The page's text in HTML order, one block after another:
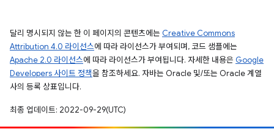
달리 명시되지 않는 한 이 페이지의 콘텐츠에는 Creative Commons
Attribution 4.0 라이선스에 따라 라이선스가 부여되며, 코드 샘플에는
Apache 2.0 라이선스에 따라 라이선스가 부여됩니다. 자세한 내용은 Google
Developers 사이트 정책을 참조하세요. 자바는 Oracle 및/또는 Oracle 계열
사의 등록 상표입니다.
최종 업데이트: 2022-09-29(UTC)